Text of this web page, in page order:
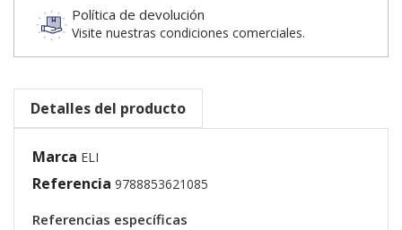
Política de devolución
Visite nuestras condiciones comerciales.
Detalles del producto
Marca ELI
Referencia 9788853621085
Referencias específicas